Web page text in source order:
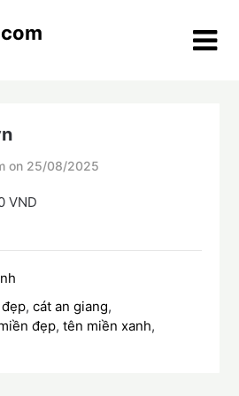
on 25/08/2025
VND
,cát an giang,
đẹp,tên miền xanh,